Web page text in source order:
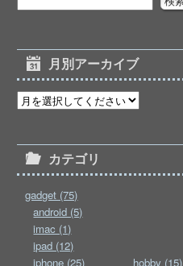
月別アーカイブ
カテゴリ
gadget (75)
android (5)
imac (1)
ipad (12)
iphone (25)
hobby (15)